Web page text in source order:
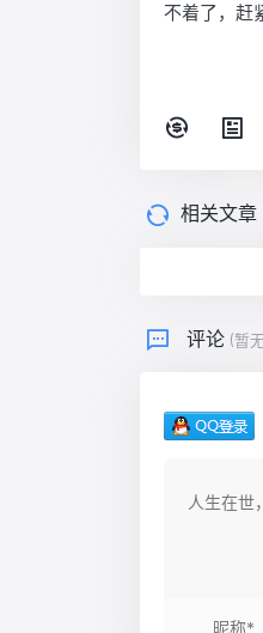
不着了，赶
相关文章
评论 (暂